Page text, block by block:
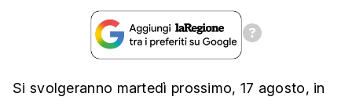
Si svolgeranno martedì prossimo, 17 agosto, in